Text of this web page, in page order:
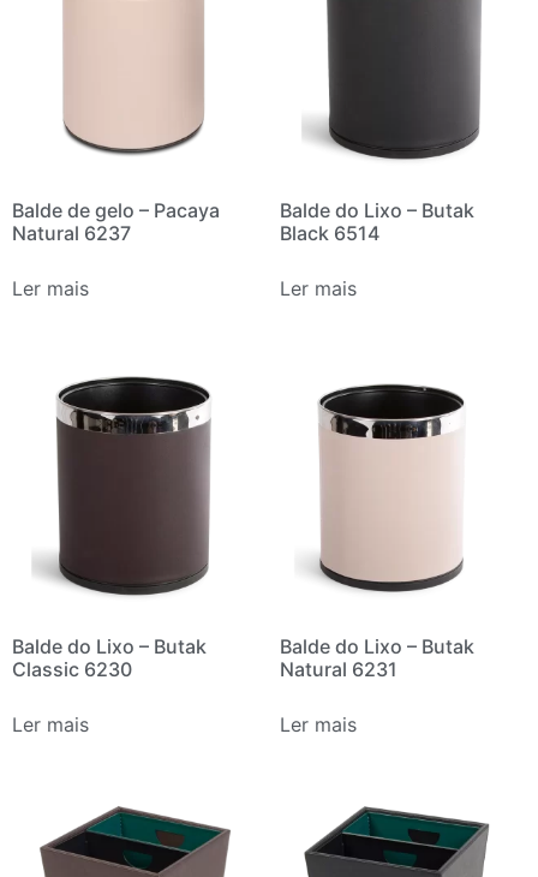
Balde de gelo – Pacaya
Natural 6237
Ler mais
Balde do Lixo – Butak
Black 6514
Ler mais
Balde do Lixo – Butak
Classic 6230
Ler mais
Balde do Lixo – Butak
Natural 6231
Ler mais